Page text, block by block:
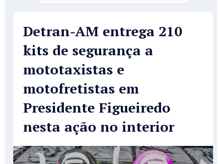
Detran-AM entrega 210
kits de segurança a
mototaxistas e
motofretistas em
Presidente Figueiredo
nesta ação no interior